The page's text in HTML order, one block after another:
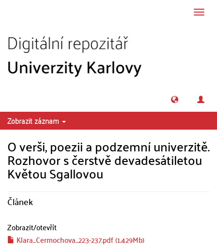
Zobrazit záznam
O verši, poezii a podzemní univerzitě.
Rozhovor s čerstvě devadesátiletou
Květou Sgallovou
Článek
Zobrazit/otevřít
Klara_Cermochova_223-237.pdf (1.429Mb)